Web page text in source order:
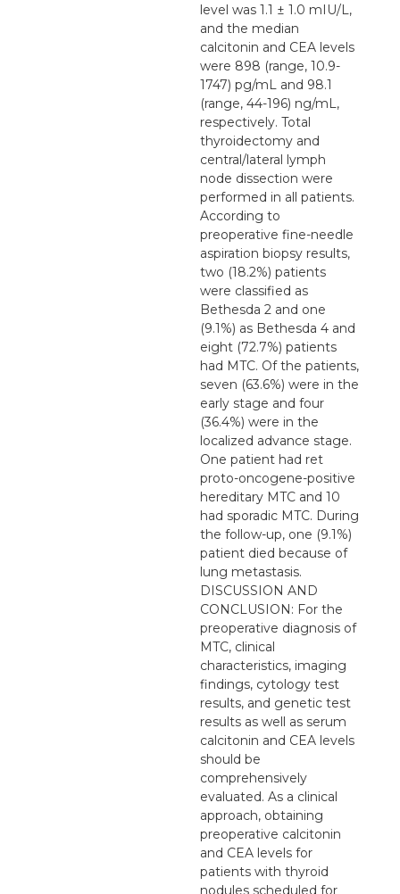
level was 1.1 ± 1.0 mIU/L,
and the median
calcitonin and CEA levels
were 898 (range, 10.9-
1747) pg/mL and 98.1
(range, 44-196) ng/mL,
respectively. Total
thyroidectomy and
central/lateral lymph
node dissection were
performed in all patients.
According to
preoperative fine-needle
aspiration biopsy results,
two (18.2%) patients
were classified as
Bethesda 2 and one
(9.1%) as Bethesda 4 and
eight (72.7%) patients
had MTC. Of the patients,
seven (63.6%) were in the
early stage and four
(36.4%) were in the
localized advance stage.
One patient had ret
proto-oncogene-positive
hereditary MTC and 10
had sporadic MTC. During
the follow-up, one (9.1%)
patient died because of
lung metastasis.
DISCUSSION AND
CONCLUSION: For the
preoperative diagnosis of
MTC, clinical
characteristics, imaging
findings, cytology test
results, and genetic test
results as well as serum
calcitonin and CEA levels
should be
comprehensively
evaluated. As a clinical
approach, obtaining
preoperative calcitonin
and CEA levels for
patients with thyroid
nodules scheduled for